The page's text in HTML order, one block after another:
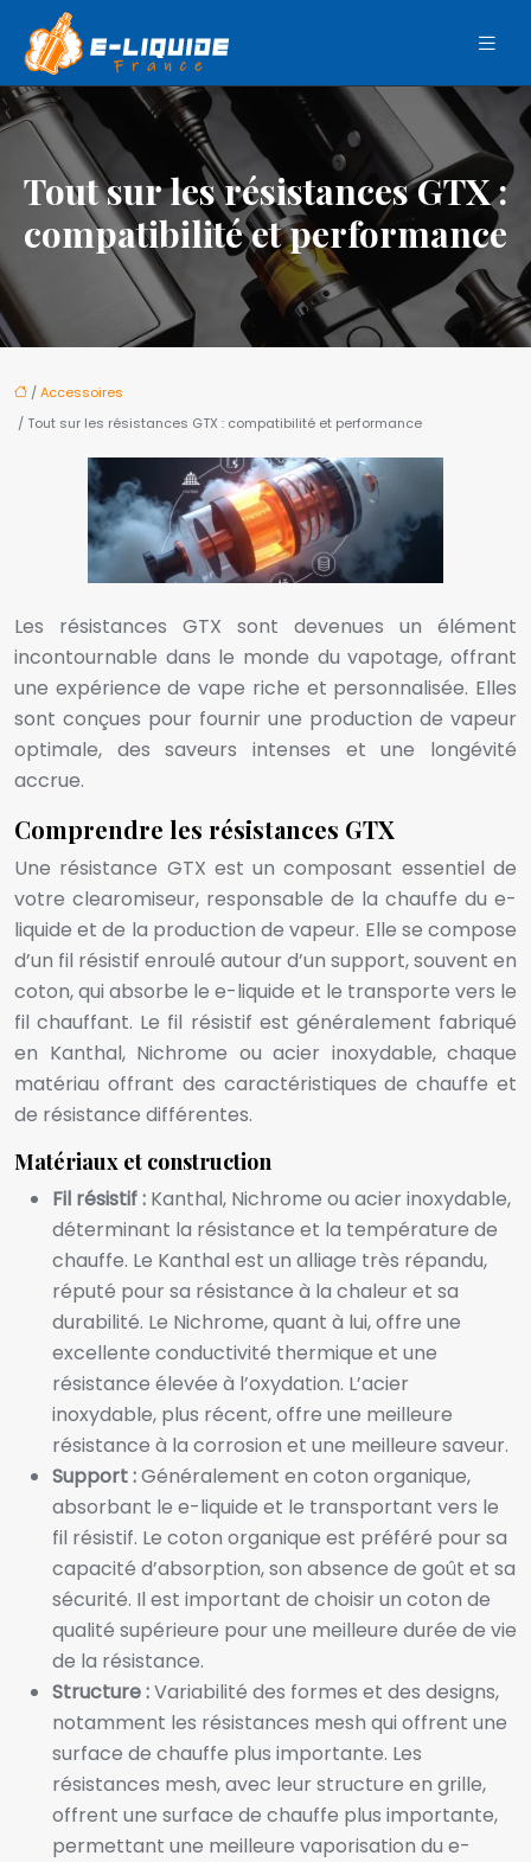
Tout sur les résistances GTX :
compatibilité et performance
/Accessoires
/ Tout sur les résistances GTX : compatibilité et performance
Les résistances GTX sont devenues un élément
incontournable dans le monde du vapotage, offrant
une expérience de vape riche et personnalisée. Elles
sont conçues pour fournir une production de vapeur
optimale, des saveurs intenses et une longévité
accrue.
Comprendre les résistances GTX
Une résistance GTX est un composant essentiel de
votre clearomiseur, responsable de la chauffe du e-
liquide et de la production de vapeur. Elle se compose
d’un fil résistif enroulé autour d’un support, souvent en
coton, qui absorbe le e-liquide et le transporte vers le
fil chauffant. Le fil résistif est généralement fabriqué
en Kanthal, Nichrome ou acier inoxydable, chaque
matériau offrant des caractéristiques de chauffe et
de résistance différentes.
Matériaux et construction
Fil résistif : Kanthal, Nichrome ou acier inoxydable,
déterminant la résistance et la température de
chauffe. Le Kanthal est un alliage très répandu,
réputé pour sa résistance à la chaleur et sa
durabilité. Le Nichrome, quant à lui, offre une
excellente conductivité thermique et une
résistance élevée à l’oxydation. L’acier
inoxydable, plus récent, offre une meilleure
résistance à la corrosion et une meilleure saveur.
Support :Généralement en coton organique,
absorbant le e-liquide et le transportant vers le
fil résistif. Le coton organique est préféré pour sa
capacité d’absorption, son absence de goût et sa
sécurité. Il est important de choisir un coton de
qualité supérieure pour une meilleure durée de vie
de la résistance.
Structure :Variabilité des formes et des designs,
notamment les résistances mesh qui offrent une
surface de chauffe plus importante. Les
résistances mesh, avec leur structure en grille,
offrent une surface de chauffe plus importante,
permettant une meilleure vaporisation du e-